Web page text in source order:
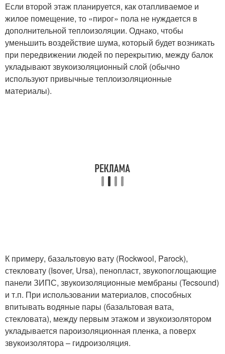
Если второй этаж планируется, как отапливаемое и
жилое помещение, то «пирог» пола не нуждается в
дополнительной теплоизоляции. Однако, чтобы
уменьшить воздействие шума, который будет возникать
при передвижении людей по перекрытию, между балок
укладывают звукоизоляционный слой (обычно
используют привычные теплоизоляционные
материалы).
К примеру, базальтовую вату (Rockwool, Parock),
стекловату (Isover, Ursa), пенопласт, звукопоглощающие
панели ЗИПС, звукоизоляционные мембраны (Tecsound)
и т.п. При использовании материалов, способных
впитывать водяные пары (базальтовая вата,
стекловата), между первым этажом и звукоизолятором
укладывается пароизоляционная пленка, а поверх
звукоизолятора – гидроизоляция.